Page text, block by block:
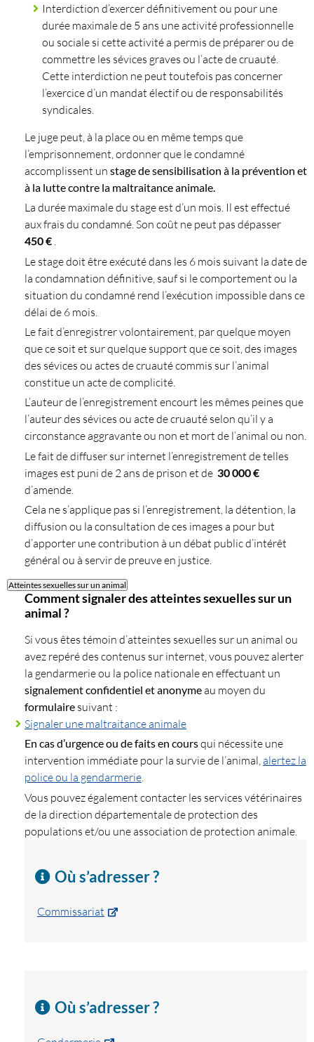
Interdiction d’exercer définitivement ou pour une
durée maximale de 5 ans une activité professionnelle
ou sociale si cette activité a permis de préparer ou de
commettre les sévices graves ou l’acte de cruauté.
Cette interdiction ne peut toutefois pas concerner
l’exercice d’un mandat électif ou de responsabilités
syndicales.
Le juge peut, à la place ou en même temps que
l’emprisonnement, ordonner que le condamné
accomplissent un stage de sensibilisation à la prévention et
à la lutte contre la maltraitance animale.
La durée maximale du stage est d’un mois. Il est effectué
aux frais du condamné. Son coût ne peut pas dépasser
450 €
Le stage doit être exécuté dans les 6 mois suivant la date de
la condamnation définitive, sauf si le comportement ou la
situation du condamné rend l’exécution impossible dans ce
délai de 6 mois.
Le fait d’enregistrer volontairement, par quelque moyen
que ce soit et sur quelque support que ce soit, des images
des sévices ou actes de cruauté commis sur l’animal
constitue un acte de complicité.
L’auteur de l’enregistrement encourt les mêmes peines que
l’auteur des sévices ou acte de cruauté selon qu’il y a
circonstance aggravante ou non et mort de l’animal ou non.
Le fait de diffuser sur internet l’enregistrement de telles
images est puni de 2 ans de prison et de 30 000 €
d’amende.
Cela ne s’applique pas si l’enregistrement, la détention, la
diffusion ou la consultation de ces images a pour but
d’apporter une contribution à un débat public d’intérêt
général ou à servir de preuve en justice.
Atteintes sexuelles sur un animal
Comment signaler des atteintes sexuelles sur un
animal ?
Si vous êtes témoin d’atteintes sexuelles sur un animal ou
avez repéré des contenus sur internet, vous pouvez alerter
la gendarmerie ou la police nationale en effectuant un
signalement confidentiel et anonymeau moyen du
formulaire suivant :
Signaler une maltraitance animale
En cas d’urgence ou de faits en coursqui nécessite une
intervention immédiate pour la survie de l’animal, alertez la
police ou la gendarmerie
Vous pouvez également contacter les services vétérinaires
de la direction départementale de protection des
populations et/ou une association de protection animale.
Où s’adresser ?
Commissariat
Où s’adresser ?